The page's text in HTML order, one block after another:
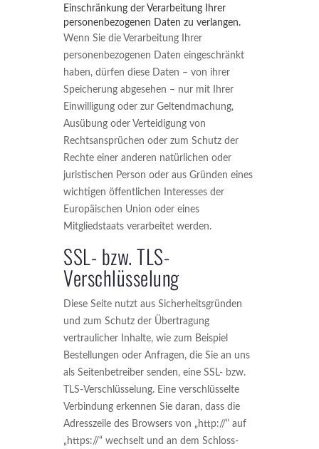
Einschränkung der Verarbeitung Ihrer
personenbezogenen Daten zu verlangen.
Wenn Sie die Verarbeitung Ihrer
personenbezogenen Daten eingeschränkt
haben, dürfen diese Daten – von ihrer
Speicherung abgesehen – nur mit Ihrer
Einwilligung oder zur Geltendmachung,
Ausübung oder Verteidigung von
Rechtsansprüchen oder zum Schutz der
Rechte einer anderen natürlichen oder
juristischen Person oder aus Gründen eines
wichtigen öffentlichen Interesses der
Europäischen Union oder eines
Mitgliedstaats verarbeitet werden.
SSL- bzw. TLS-
Verschlüsselung
Diese Seite nutzt aus Sicherheitsgründen
und zum Schutz der Übertragung
vertraulicher Inhalte, wie zum Beispiel
Bestellungen oder Anfragen, die Sie an uns
als Seitenbetreiber senden, eine SSL- bzw.
TLS-Verschlüsselung. Eine verschlüsselte
Verbindung erkennen Sie daran, dass die
Adresszeile des Browsers von „http://“ auf
„https://“ wechselt und an dem Schloss-